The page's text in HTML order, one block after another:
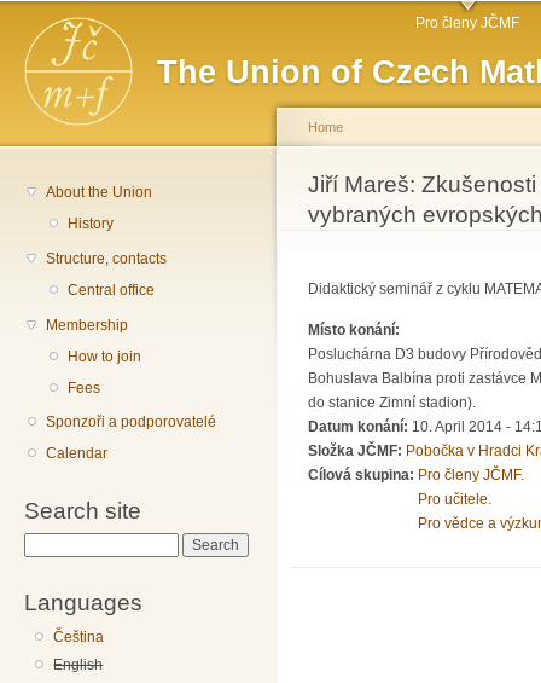
The Union of Czech
Main menu Pro členy JČMF
About the Union
History
Structure, contacts
Central office
Membership
How to join
Fees
Sponzoři a podporovatelé
Calendar
Search site
Languages
Čeština
English
You are here
Home
Jiří Mareš:
vybraných
Didaktický seminář z cyklu
Místo konání:
Posluchárna D3 budovy
Bohuslava Balbína proti zastávce
do stanice Zimní stadion).
Datum konání: 10. April 2014 -
Složka JČMF: Pobočka v Hradci
Cílová skupina: Pro členy JČMF.
Pro učitele.
Pro vědce a